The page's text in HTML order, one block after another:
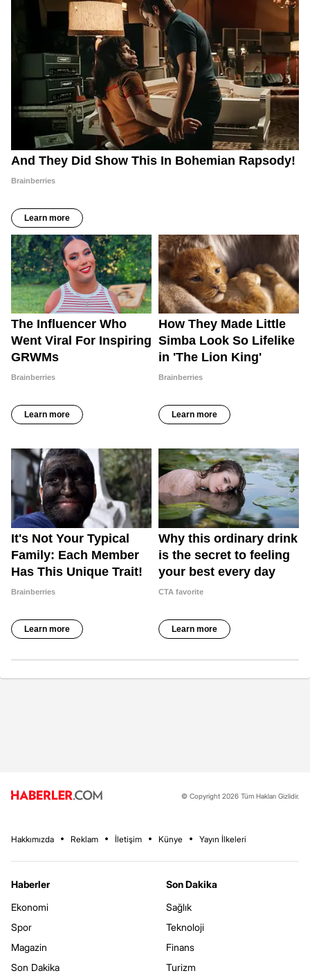
© Copyright 2026 Tüm Hakları Gizlidir.
Hakkımızda Reklam İletişim Künye Yayın İlkeleri
Haberler
Ekonomi
Spor
Magazin
Son Dakika
Son Dakika
Sağlık
Teknoloji
Finans
Turizm